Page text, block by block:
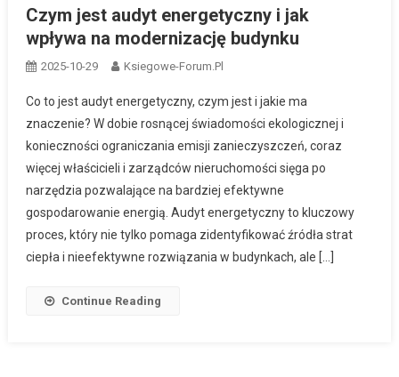
Czym jest audyt energetyczny i jak
wpływa na modernizację budynku
2025-10-29 Ksiegowe-Forum.pl
Co to jest audyt energetyczny, czym jest i jakie ma
znaczenie? W dobie rosnącej świadomości ekologicznej i
konieczności ograniczania emisji zanieczyszczeń, coraz
więcej właścicieli i zarządców nieruchomości sięga po
narzędzia pozwalające na bardziej efektywne
gospodarowanie energią. Audyt energetyczny to kluczowy
proces, który nie tylko pomaga zidentyfikować źródła strat
ciepła i nieefektywne rozwiązania w budynkach, ale […]
Continue Reading